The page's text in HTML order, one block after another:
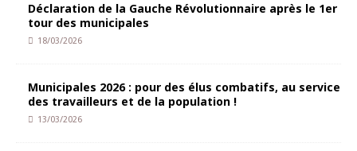
Déclaration de la Gauche Révolutionnaire après le 1er
tour des municipales
18/03/2026
Municipales 2026 : pour des élus combatifs, au service
des travailleurs et de la population !
13/03/2026